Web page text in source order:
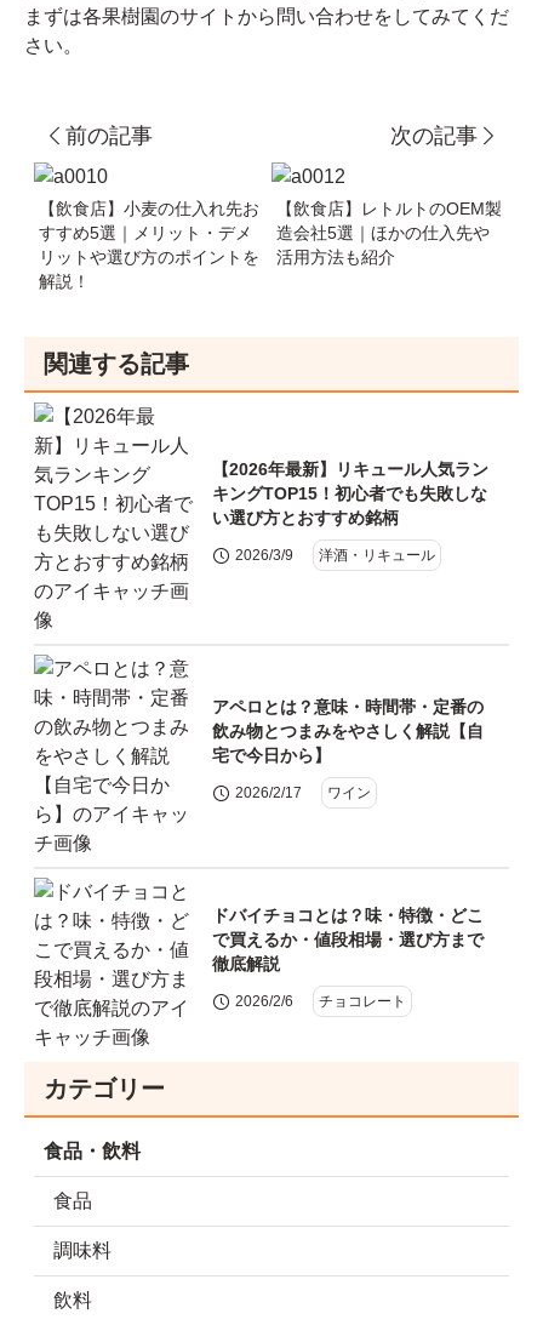
まずは各果樹園のサイトから問い合わせをしてみてくだ
さい。
前の記事
【飲食店】小麦の仕入れ先お
すすめ5選｜メリット・デメ
リットや選び方のポイントを
解説！
次の記事
【飲食店】レトルトのOEM製
造会社5選｜ほかの仕入先や
活用方法も紹介
関連する記事
【2026年最新】リキュール人気ラン
キングTOP15！初心者でも失敗しな
い選び方とおすすめ銘柄
2026/3/9 洋酒・リキュール
アペロとは？意味・時間帯・定番の
飲み物とつまみをやさしく解説【自
宅で今日から】
2026/2/17 ワイン
ドバイチョコとは？味・特徴・どこ
で買えるか・値段相場・選び方まで
徹底解説
2026/2/6 チョコレート
カテゴリー
食品・飲料
食品
調味料
飲料